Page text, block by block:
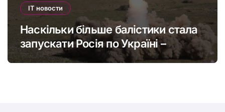
IT новости
Наскільки більше балістики стала
запускати Росія по Україні –
інфографіка